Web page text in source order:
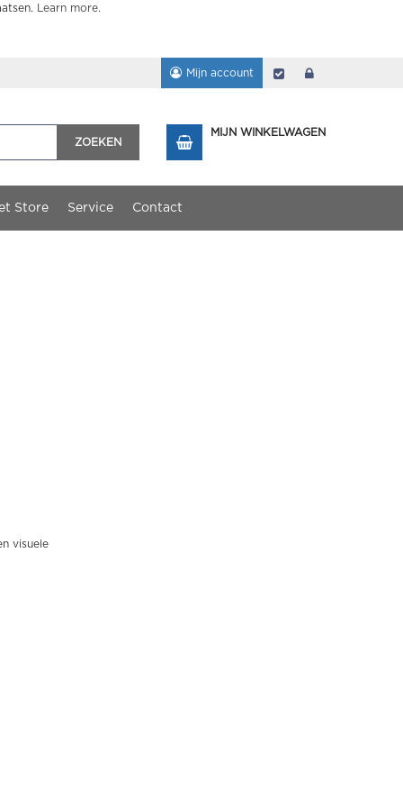
Learn more.
Mijn account Afrekenen
ZOEKEN
MIJN WINKELWAGEN
Store Service Contact
visuele